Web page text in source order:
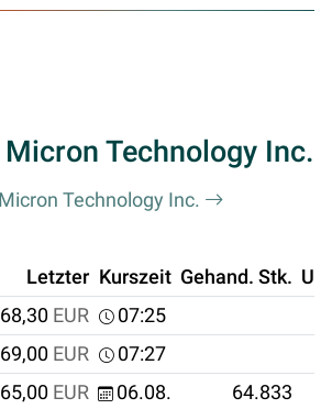
Technology Inc.
Technology Inc.
Letzter Kurszeit Gehand. Stk.
EUR
07:25
EUR
07:27
EUR 06.08. 64.833